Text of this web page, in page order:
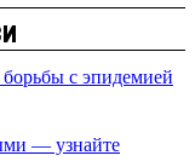
с эпидемией
— узнайте